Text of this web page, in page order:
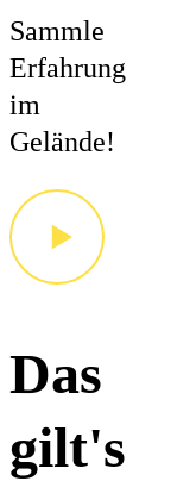
Sammle
Erfahrung
im
Gelände!
Das
gilt's